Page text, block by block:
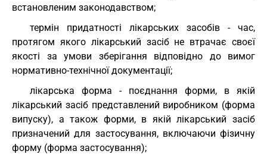
встановленим законодавством;
термін придатності лікарських засобів - час,
протягом якого лікарський засіб не втрачає своєї
якості за умови зберігання відповідно до вимог
нормативно-технічної документації;
лікарська форма - поєднання форми, в якій
лікарський засіб представлений виробником (форма
випуску), а також форми, в якій лікарський засіб
призначений для застосування, включаючи фізичну
форму (форма застосування);